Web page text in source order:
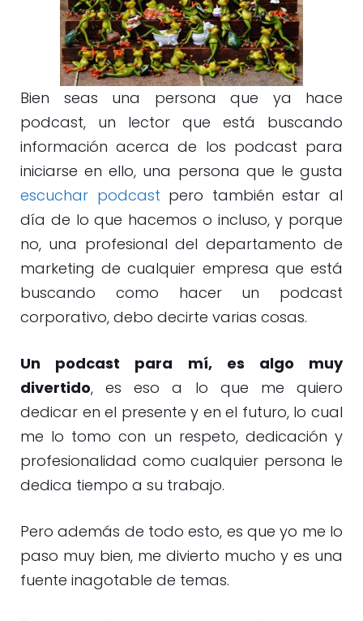
Bien seas una persona que ya hace
podcast, un lector que está buscando
información acerca de los podcast para
iniciarse en ello, una persona que le gusta
escuchar podcast pero también estar al
día de lo que hacemos o incluso, y porque
no, una profesional del departamento de
marketing de cualquier empresa que está
buscando como hacer un podcast
corporativo, debo decirte varias cosas.
Un podcast para mí, es algo muy
divertido, es eso a lo que me quiero
dedicar en el presente y en el futuro, lo cual
me lo tomo con un respeto, dedicación y
profesionalidad como cualquier persona le
dedica tiempo a su trabajo.
Pero además de todo esto, es que yo me lo
paso muy bien, me divierto mucho y es una
fuente inagotable de temas.